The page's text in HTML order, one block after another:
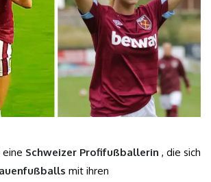
eine Schweizer Profifußballerin , die sich
mit ihren